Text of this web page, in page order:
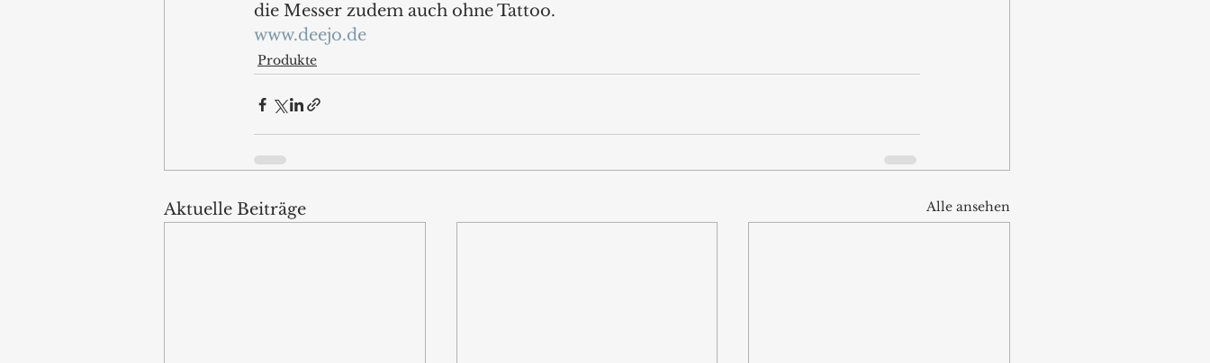
die Messer zudem auch ohne Tattoo.
www.deejo.de
Produkte
Aktuelle Beiträge Alle ansehen